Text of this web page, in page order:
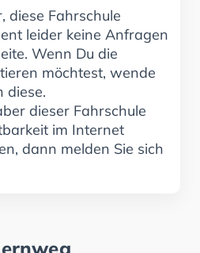
diese Fahrschule
leider keine Anfragen
Wenn Du die
möchtest, wende
diese.
dieser Fahrschule
im Internet
dann melden Sie sich